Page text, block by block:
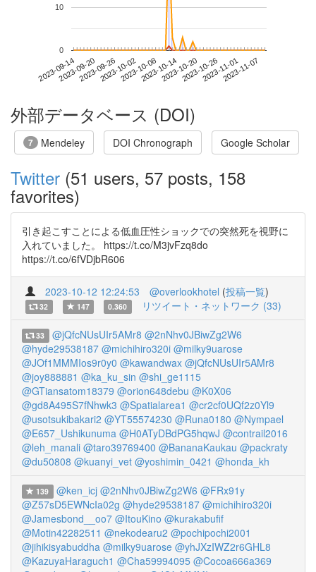
2023-09-142023-09-202023-09-262023-10-022023-10-082023-10-142023-10-202023-10-262023-11-012023-11-07
0
10
外部データベース (DOI)
7 Mendeley DOI Chronograph Google Scholar
Twitter (51 users, 57 posts, 158
favorites)
引き起こすことによる低血圧性ショックでの突然死を視野に
入れていました。 https://t.co/M3jvFzq8do
https://t.co/6fVDjbR606
2023-10-12 12:24:53 @overlookhotel (投稿一覧)
32 147 0.360 リツイート・ネットワーク (33)
33 @jQfcNUsUIr5AMr8 @2nNhv0JBiwZg2W6
@hyde29538187 @michihiro320i @milky9uarose
@JOf1MMMIos9r0y0 @kawandwax @jQfcNUsUIr5AMr8
@joy888881 @ka_ku_sin @shi_ge1115
@GTiansatom18379 @orion648debu @K0X06
@gd8A495S7fNhwk3 @Spatialarea1 @cr2cf0UQf2z0Yl9
@usotsukibakari2 @YT55574230 @Runa0180 @Nympael
@E657_Ushikunuma @H0ATyDBdPG5hqwJ @contrail2016
@leh_manali @taro39769400 @BananaKaukau @packraty
@du50808 @kuanyi_vet @yoshimin_0421 @honda_kh
139 @ken_icj @2nNhv0JBiwZg2W6 @FRx91y
@Z57sD5EWNcIa02g @hyde29538187 @michihiro320i
@Jamesbond__oo7 @ItouKino @kurakabufif
@Motin42282511 @nekodearu2 @pochipochi2001
@jihikisyabuddha @milky9uarose @yhJXzIWZ2r6GHL8
@KazuyaHaraguch1 @Cha59994095 @Cocoa666a369